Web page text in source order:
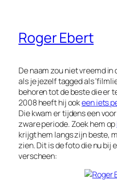
Roger Ebert
De naam zou niet vreemd in
als je jezelf tagged als
behoren tot de beste die er
2008 heeft hij ookeen iets
Die kwam er tijdens een
zware periode. Zoek hem op
krijgt hem langs zijn beste,
zien. Dit is de foto die nu bij
verscheen: